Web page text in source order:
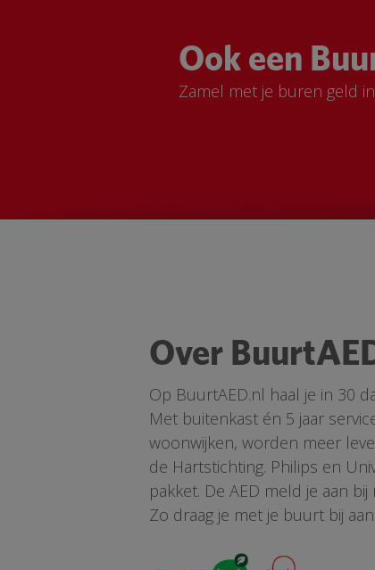
Ook een
Zamel met je buren geld
Over
Op BuurtAED.nl haal je in 30
Met buitenkast én 5 jaar
woonwijken, worden meer
de Hartstichting. Philips en
pakket. De AED meld je aan
Zo draag je met je buurt bij